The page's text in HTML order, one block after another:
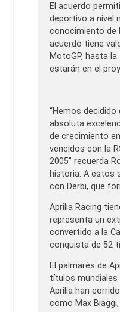
El acuerdo
deportivo a nivel
conocimiento de
acuerdo tiene
MotoGP, hasta
estarán en el
“Hemos
absoluta
de crecimiento
vencidos con la
2005” recuerda
historia. A estos
con Derbi, que
Aprilia Racing
representa un
convertido a la
conquista de 52
El palmarés de
títulos mundiales
Aprilia han
como Max